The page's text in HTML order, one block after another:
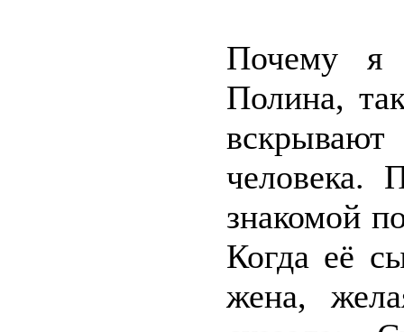
Почему я
Полина,
человека.
знакомой
Когда её
жена,